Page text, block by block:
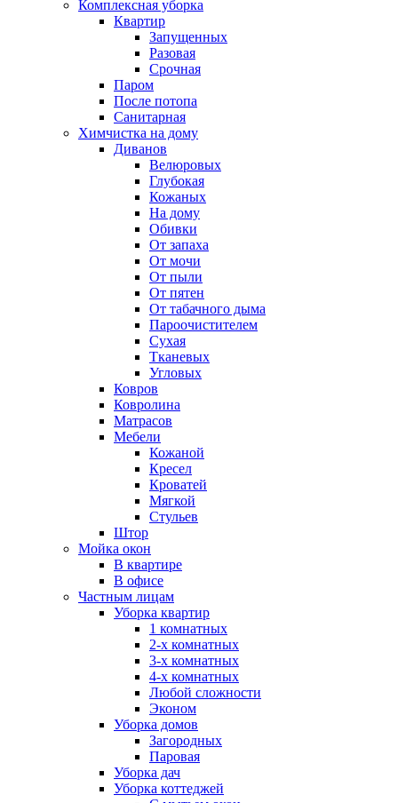
Комплексная уборка
Квартир
Запущенных
Разовая
Срочная
Паром
После потопа
Санитарная
Химчистка на дому
Диванов
Велюровых
Глубокая
Кожаных
На дому
Обивки
От запаха
От мочи
От пыли
От пятен
От табачного дыма
Пароочистителем
Сухая
Тканевых
Угловых
Ковров
Ковролина
Матрасов
Мебели
Кожаной
Кресел
Кроватей
Мягкой
Стульев
Штор
Мойка окон
В квартире
В офисе
Частным лицам
Уборка квартир
1 комнатных
2-х комнатных
3-х комнатных
4-х комнатных
Любой сложности
Эконом
Уборка домов
Загородных
Паровая
Уборка дач
Уборка коттеджей